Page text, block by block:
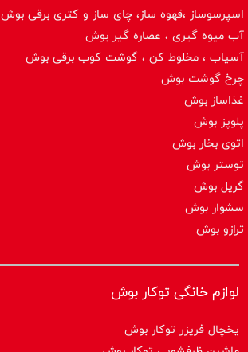
اسپرسوساز ،قهوه ساز، چای ساز و کتری برقی بوش
آب میوه گیری ، عصاره گیر بوش
آسیاب ، مخلوط کن ، گوشت کوب برقی بوش
چرخ گوشت بوش
غذاساز بوش
پلوپز بوش
اتوی بخار بوش
توستر بوش
گریل بوش
سشوار بوش
ترازو بوش
لوازم خانگی توکار بوش
یخچال فریزر توکار بوش